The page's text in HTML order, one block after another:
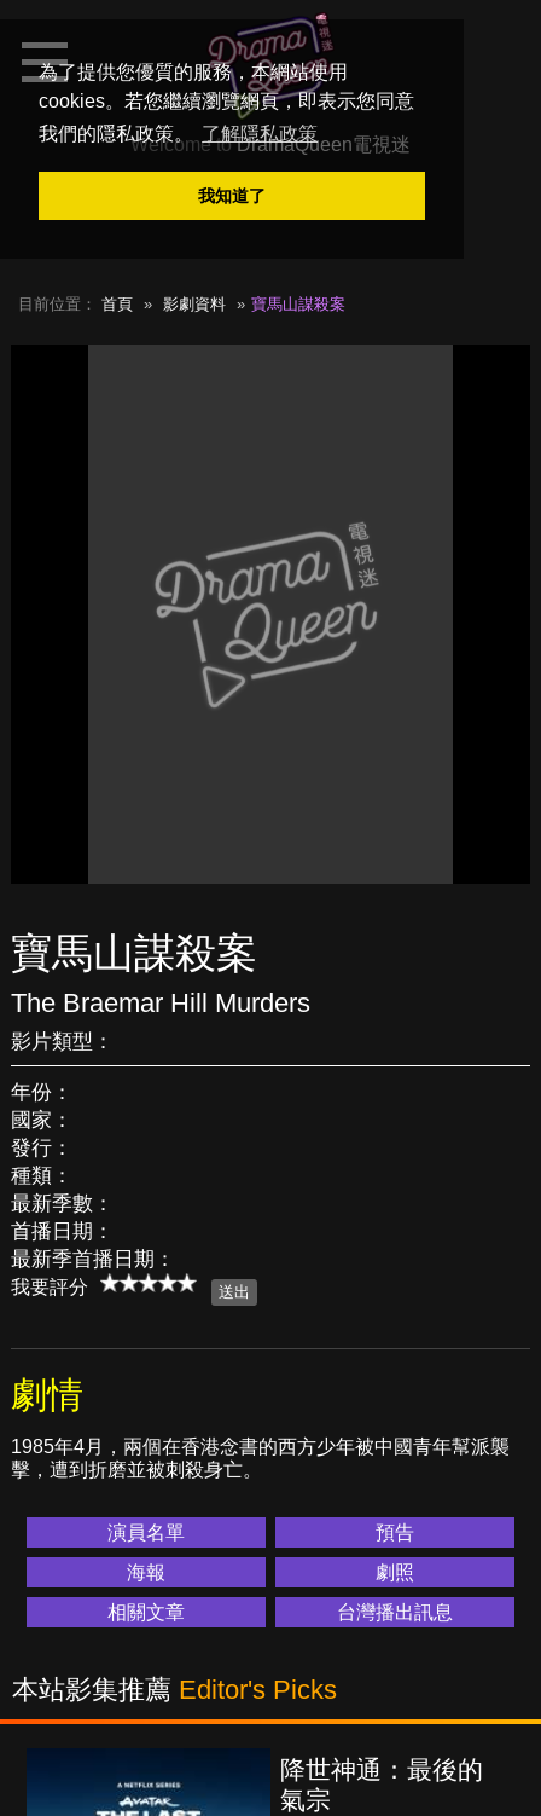
為了提供您優質的服務，本網站使用
cookies。若您繼續瀏覽網頁，即表示您同意
我們的隱私政策。
了解隱私政策
我知道了
Welcome toDramaQueen電視迷
目前位置： 首頁 影劇資料 寶馬山謀殺案
寶馬山謀殺案
The Braemar Hill Murders
影片類型：
年份：
國家：
發行：
種類：
最新季數：
首播日期：
最新季首播日期：
我要評分
劇情
1985年4月，兩個在香港念書的西方少年被中國青年幫派襲
擊，遭到折磨並被刺殺身亡。
演員名單
預告
海報
劇照
相關文章
台灣播出訊息
本站影集推薦 Editor's Picks
降世神通：最後的
氣宗